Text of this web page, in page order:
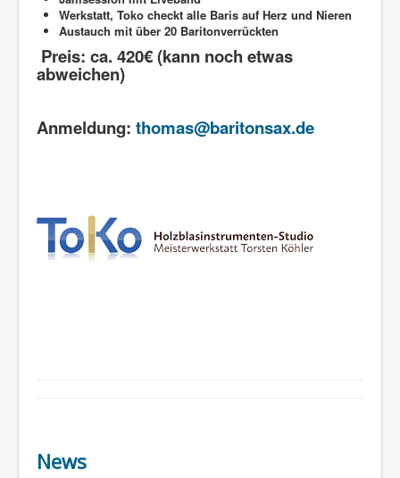
Werkstatt, Toko checkt alle Baris auf Herz und Nieren
Austauch mit über 20 Baritonverrückten
Preis: ca. 420€ (kann noch etwas
abweichen)
Anmeldung: thomas@baritonsax.de
News